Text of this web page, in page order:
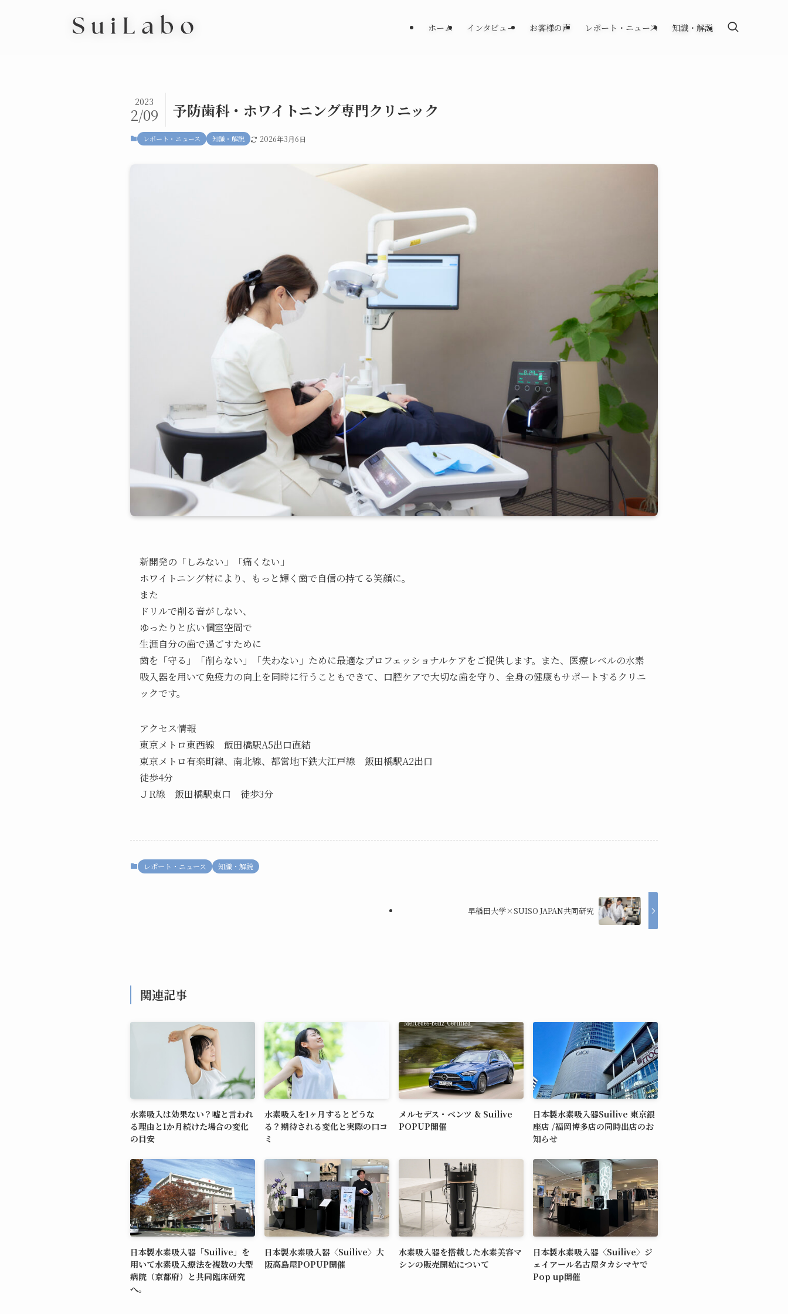
ホーム インタビュー お客様の声 レポート・ニュース 知識・解説
予防歯科・ホワイトニング専門クリニック
2023
2/09
レポート・ニュース 知識・解説 2026年3月6日
新開発の「しみない」「痛くない」
ホワイトニング材により、もっと輝く歯で自信の持てる笑顔に。
また
ドリルで削る音がしない、
ゆったりと広い個室空間で
生涯自分の歯で過ごすために
歯を「守る」「削らない」「失わない」ために最適なプロフェッショナルケアをご提供します。また、医療レベルの水素
吸入器を用いて免疫力の向上を同時に行うこともできて、口腔ケアで大切な歯を守り、全身の健康もサポートするクリニ
ックです。
アクセス情報
東京メトロ東西線 飯田橋駅A5出口直結
東京メトロ有楽町線、南北線、都営地下鉄大江戸線 飯田橋駅A2出口
徒歩4分
ＪR線 飯田橋駅東口 徒歩3分
レポート・ニュース 知識・解説
早稲田大学×SUISO JAPAN共同研究
関連記事
水素吸入は効果ない？嘘と言われ
る理由と1か月続けた場合の変化
の目安
水素吸入を1ヶ月するとどうな
る？期待される変化と実際の口コ
ミ
メルセデス・ベンツ & Suilive
POPUP開催
日本製水素吸入器Suilive 東京銀
座店 /福岡博多店の同時出店のお
知らせ
日本製水素吸入器「Suilive」を
用いて水素吸入療法を複数の大型
病院（京都府）と共同臨床研究
へ。
日本製水素吸入器〈Suilive〉大
阪高島屋POPUP開催
水素吸入器を搭載した水素美容マ
シンの販売開始について
日本製水素吸入器〈Suilive〉ジ
ェイアール名古屋タカシマヤで
Pop up開催